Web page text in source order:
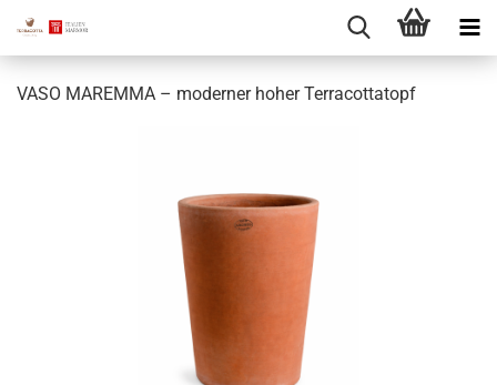
VASO MAREMMA – moderner hoher Terracottatopf